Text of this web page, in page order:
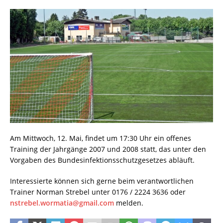
Am Mittwoch, 12. Mai, findet um 17:30 Uhr ein offenes
Training der Jahrgänge 2007 und 2008 statt, das unter den
Vorgaben des Bundesinfektionsschutzgesetzes abläuft.
Interessierte können sich gerne beim verantwortlichen
Trainer Norman Strebel unter 0176 / 2224 3636 oder
nstrebel.wormatia@gmail.com melden.